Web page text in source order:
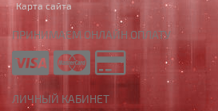
Карта сайта
ПРИНИМАЕМ ОНЛАЙН ОПЛАТУ
ЛИЧНЫЙ КАБИНЕТ